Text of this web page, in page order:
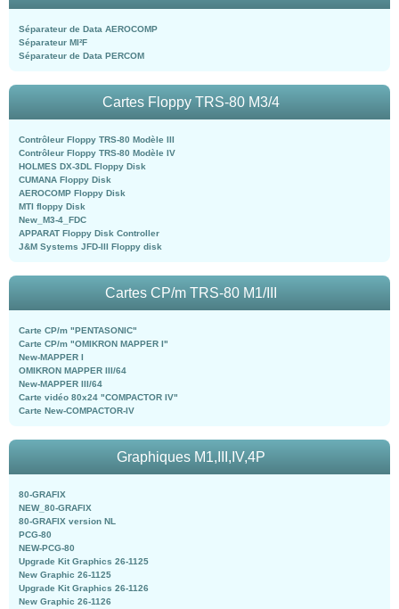
Séparateur de Data AEROCOMP
Séparateur MI²F
Séparateur de Data PERCOM
Cartes Floppy TRS-80 M3/4
Contrôleur Floppy TRS-80 Modèle III
Contrôleur Floppy TRS-80 Modèle IV
HOLMES DX-3DL Floppy Disk
CUMANA Floppy Disk
AEROCOMP Floppy Disk
MTI floppy Disk
New_M3-4_FDC
APPARAT Floppy Disk Controller
J&M Systems JFD-III Floppy disk
Cartes CP/m TRS-80 M1/III
Carte CP/m "PENTASONIC"
Carte CP/m "OMIKRON MAPPER I"
New-MAPPER I
OMIKRON MAPPER III/64
New-MAPPER III/64
Carte vidéo 80x24 "COMPACTOR IV"
Carte New-COMPACTOR-IV
Graphiques M1,III,IV,4P
80-GRAFIX
NEW_80-GRAFIX
80-GRAFIX version NL
PCG-80
NEW-PCG-80
Upgrade Kit Graphics 26-1125
New Graphic 26-1125
Upgrade Kit Graphics 26-1126
New Graphic 26-1126